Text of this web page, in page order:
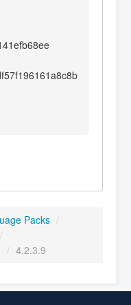
Packs /
/
/ 4.2.3.9